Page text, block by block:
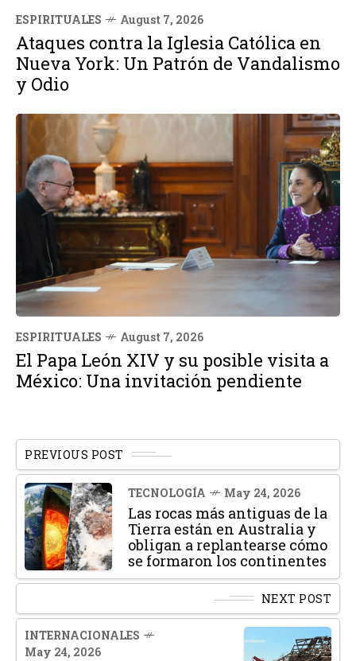
ESPIRITUALES August 7, 2026
Ataques contra la Iglesia Católica en
Nueva York: Un Patrón de Vandalismo
y Odio
ESPIRITUALES August 7, 2026
El Papa León XIV y su posible visita a
México: Una invitación pendiente
PREVIOUS POST
TECNOLOGÍA May 24, 2026
Las rocas más antiguas de la
Tierra están en Australia y
obligan a replantearse cómo
se formaron los continentes
NEXT POST
INTERNACIONALES
May 24, 2026